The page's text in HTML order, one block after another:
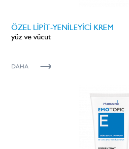
ÖZEL LİPİT-YENİLEYİCİ KREM
yüz ve vücut
DAHA